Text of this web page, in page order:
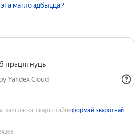
магло адбыцца?
працягнуць
Yandex Cloud
калі ласка, скарыстайцеформай зваротнай